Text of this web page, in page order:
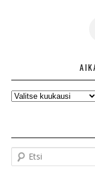
AIKAISEMMAT
t